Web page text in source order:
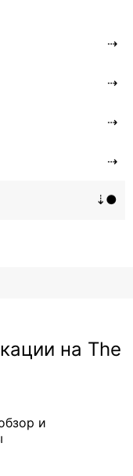
на The
и